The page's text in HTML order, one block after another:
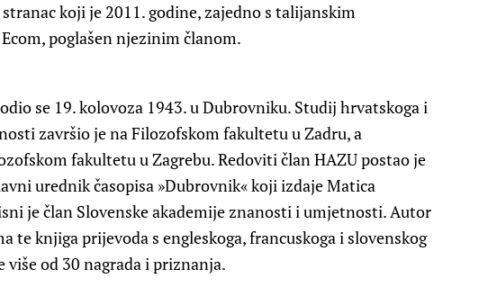
koji je 2011. godine, zajedno s talijanskim
poglašen njezinim članom.
se 19. kolovoza 1943. u Dubrovniku. Studij hrvatskoga i
završio je na Filozofskom fakultetu u Zadru, a
fakultetu u Zagrebu. Redoviti član HAZU postao je
urednik časopisa »Dubrovnik« koji izdaje Matica
je član Slovenske akademije znanosti i umjetnosti. Autor
te knjiga prijevoda s engleskoga, francuskoga i slovenskog
više od 30 nagrada i priznanja.